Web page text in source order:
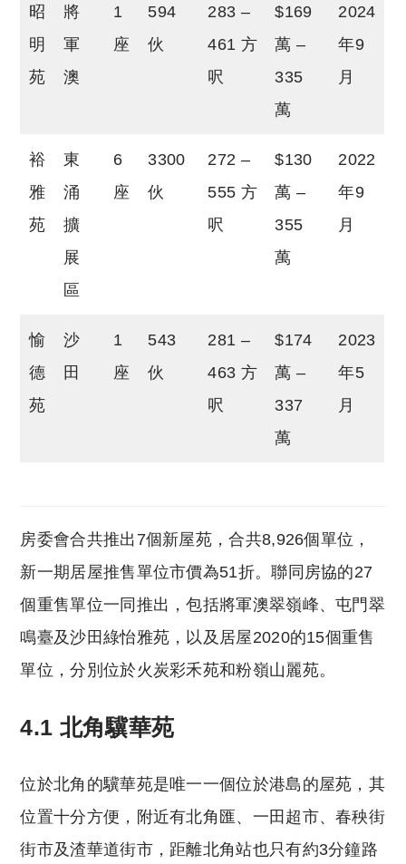
昭
明
苑
將
軍
澳
1
座
594
伙
283 –
461 方
呎
$169
萬 –
335
萬
2024
年9
月
裕
雅
苑
東
涌
擴
展
區
6
座
3300
伙
272 –
555 方
呎
$130
萬 –
355
萬
2022
年9
月
愉
德
苑
沙
田
1
座
543
伙
281 –
463 方
呎
$174
萬 –
337
萬
2023
年5
月
房委會合共推出7個新屋苑，合共8,926個單位，
新一期居屋推售單位市價為51折。聯同房協的27
個重售單位一同推出，包括將軍澳翠嶺峰、屯門翠
鳴臺及沙田綠怡雅苑，以及居屋2020的15個重售
單位，分別位於火炭彩禾苑和粉嶺山麗苑。
4.1 北角驥華苑
位於北角的驥華苑是唯一一個位於港島的屋苑，其
位置十分方便，附近有北角匯、一田超市、春秧街
街市及渣華道街市，距離北角站也只有約3分鐘路